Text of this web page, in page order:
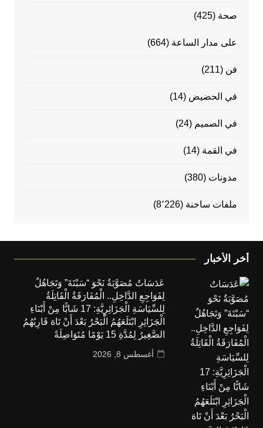
صحة (425)
على مدار الساعة (664)
فن (211)
في الحضيض (14)
في الصميم (24)
في القمة (14)
مدونات (380)
ملفات ساخنة (8٬226)
أخر الأخبار
عَدَسَاتٌ مُصَوَّبَةٌ نَحْوَ “سَبْتَةَ” وَتَجَاهُلٌ
لِفَوَاجِعِ الدَّاخِلِ.. الْمُفَارَقَةُ الْقَاتِلَةُ
لِلسِّيَاسَةِ الْجَزَائِرِيَّةِ: 17 شَابًّا مِنْ أَبْنَاءِ
الْجَزَائِرِ ابْتَلَعَهُمُ الْبَحْرُ بَعْدَ أَنْ تَاهَ قَارِبُهُمُ
الصَّغِيرُ لِمُدَّةِ 15 يَوْمًا مُتَوَاصِلَةً
أغسطس 8, 2026